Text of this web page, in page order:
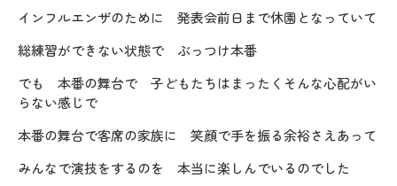
インフルエンザのために 発表会前日まで休園となっていて
総練習ができない状態で ぶっつけ本番
でも 本番の舞台で 子どもたちはまったくそんな心配がい
らない感じで
本番の舞台で客席の家族に 笑顔で手を振る余裕さえあって
みんなで演技をするのを 本当に楽しんでいるのでした